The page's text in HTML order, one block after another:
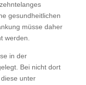
gesundheitlichen
müsse daher
werden.
in der
Bei nicht dort
unter